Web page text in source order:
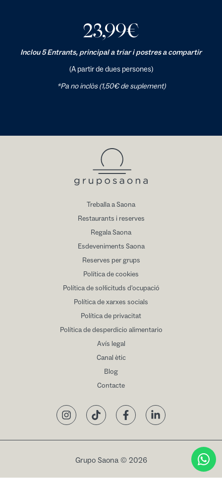
23,99€
Inclou 5 Entrants, principal a triar i postres a compartir
(A partir de dues persones)
*Pa no inclòs (1,50€ de suplement)
Treballa a Saona
Restaurants i reserves
Regala Saona
Esdeveniments Saona
Reserves per grups
Política de cookies
Política de sol·licituds d'ocupació
Política de xarxes socials
Política de privacitat
Política de desperdicio alimentario
Avís legal
Canal ètic
Blog
Contacte
InstagramTikTok FacebookLinkedIn
Grupo Saona © 2026